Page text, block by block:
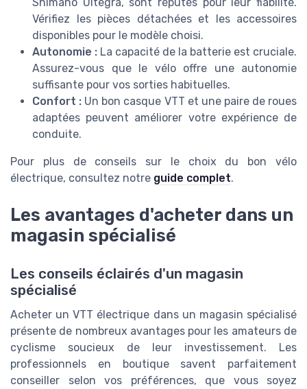
Vérifiez les pièces détachées et les accessoires
disponibles pour le modèle choisi.
Autonomie : La capacité de la batterie est cruciale.
Assurez-vous que le vélo offre une autonomie
suffisante pour vos sorties habituelles.
Confort : Un bon casque VTT et une paire de roues
adaptées peuvent améliorer votre expérience de
conduite.
Pour plus de conseils sur le choix du bon vélo
électrique, consultez notre guide complet.
Les avantages d'acheter dans un
magasin spécialisé
Les conseils éclairés d'un magasin
spécialisé
Acheter un VTT électrique dans un magasin spécialisé
présente de nombreux avantages pour les amateurs de
cyclisme soucieux de leur investissement. Les
professionnels en boutique savent parfaitement
conseiller selon vos préférences, que vous soyez